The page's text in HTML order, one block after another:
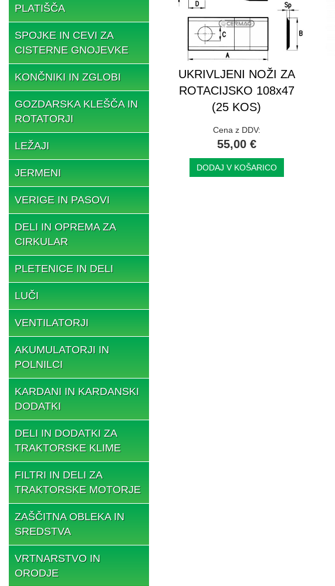
PLATIŠČA
SPOJKE IN CEVI ZA
CISTERNE GNOJEVKE
KONČNIKI IN ZGLOBI
GOZDARSKA KLEŠČA IN
ROTATORJI
LEŽAJI
JERMENI
VERIGE IN PASOVI
DELI IN OPREMA ZA
CIRKULAR
PLETENICE IN DELI
LUČI
VENTILATORJI
AKUMULATORJI IN
POLNILCI
KARDANI IN KARDANSKI
DODATKI
DELI IN DODATKI ZA
TRAKTORSKE KLIME
FILTRI IN DELI ZA
TRAKTORSKE MOTORJE
ZAŠČITNA OBLEKA IN
SREDSTVA
VRTNARSTVO IN
ORODJE
UKRIVLJENI NOŽI ZA
ROTACIJSKO 108x47
(25 KOS)
Cena z DDV:
55,00 €
DODAJ V KOŠARICO